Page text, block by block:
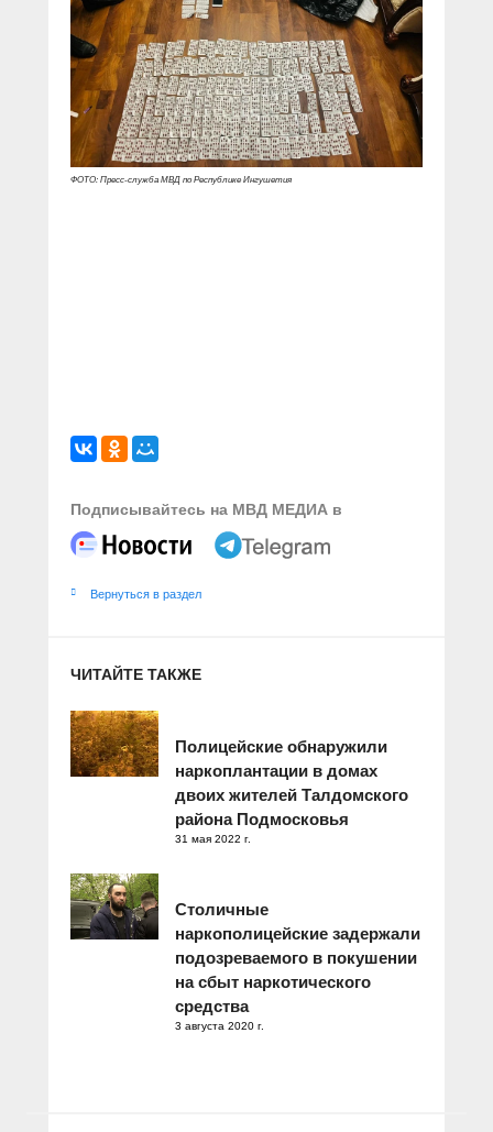
ФОТО: Пресс-служба МВД по Республике Ингушетия
Подписывайтесь на МВД МЕДИА в
Вернуться в раздел
ЧИТАЙТЕ ТАКЖЕ
Полицейские обнаружили
наркоплантации в домах
двоих жителей Талдомского
района Подмосковья
31 мая 2022 г.
Столичные
наркополицейские задержали
подозреваемого в покушении
на сбыт наркотического
средства
3 августа 2020 г.